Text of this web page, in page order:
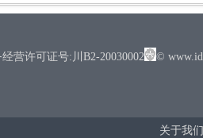
营许可证号:川B2-20030002 ©
关于我们